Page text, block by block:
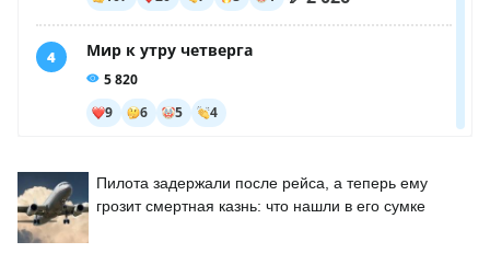
Пилота задержали после рейса, а теперь ему
грозит смертная казнь: что нашли в его сумке